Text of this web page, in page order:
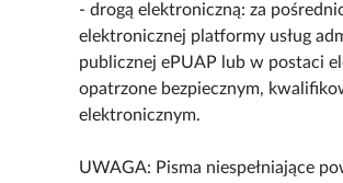
- drogą elektroniczną: za
elektronicznej platformy usług
publicznej ePUAP lub w postaci
opatrzone bezpiecznym,
elektronicznym.
UWAGA: Pisma niespełniające